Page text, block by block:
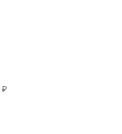
₽